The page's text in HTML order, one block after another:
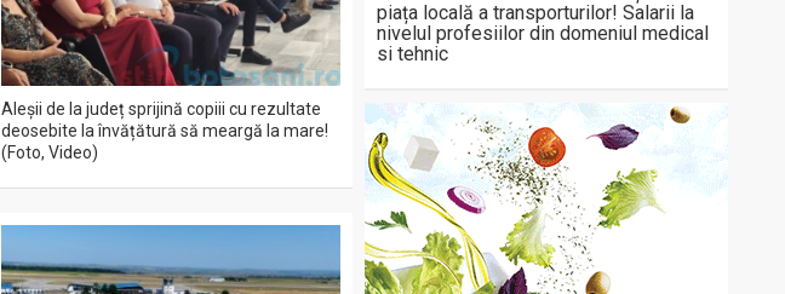
Aleșii de la județ sprijină copiii cu rezultate
deosebite la învățătură să meargă la mare!
(Foto, Video)
piața locală a transporturilor! Salarii la
nivelul profesiilor din domeniul medical
si tehnic